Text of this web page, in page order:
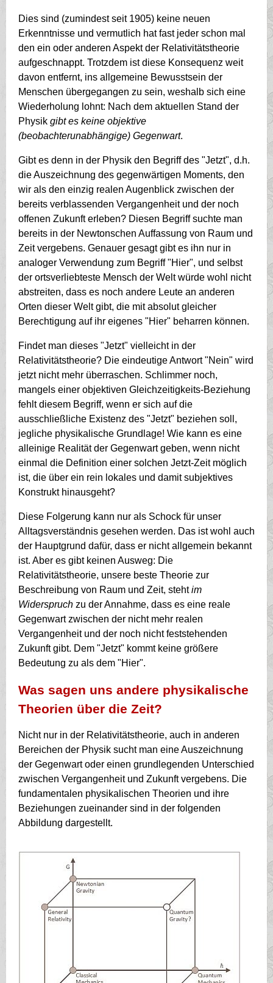
Dies sind (zumindest seit 1905) keine neuen
Erkenntnisse und vermutlich hat fast jeder schon mal
den ein oder anderen Aspekt der Relativitätstheorie
aufgeschnappt. Trotzdem ist diese Konsequenz weit
davon entfernt, ins allgemeine Bewusstsein der
Menschen übergegangen zu sein, weshalb sich eine
Wiederholung lohnt: Nach dem aktuellen Stand der
Physik gibt es keine objektive
(beobachterunabhängige) Gegenwart.
Gibt es denn in der Physik den Begriff des "Jetzt", d.h.
die Auszeichnung des gegenwärtigen Moments, den
wir als den einzig realen Augenblick zwischen der
bereits verblassenden Vergangenheit und der noch
offenen Zukunft erleben? Diesen Begriff suchte man
bereits in der Newtonschen Auffassung von Raum und
Zeit vergebens. Genauer gesagt gibt es ihn nur in
analoger Verwendung zum Begriff "Hier", und selbst
der ortsverliebteste Mensch der Welt würde wohl nicht
abstreiten, dass es noch andere Leute an anderen
Orten dieser Welt gibt, die mit absolut gleicher
Berechtigung auf ihr eigenes "Hier" beharren können.
Findet man dieses "Jetzt" vielleicht in der
Relativitätstheorie? Die eindeutige Antwort "Nein" wird
jetzt nicht mehr überraschen. Schlimmer noch,
mangels einer objektiven Gleichzeitigkeits-Beziehung
fehlt diesem Begriff, wenn er sich auf die
ausschließliche Existenz des "Jetzt" beziehen soll,
jegliche physikalische Grundlage! Wie kann es eine
alleinige Realität der Gegenwart geben, wenn nicht
einmal die Definition einer solchen Jetzt-Zeit möglich
ist, die über ein rein lokales und damit subjektives
Konstrukt hinausgeht?
Diese Folgerung kann nur als Schock für unser
Alltagsverständnis gesehen werden. Das ist wohl auch
der Hauptgrund dafür, dass er nicht allgemein bekannt
ist. Aber es gibt keinen Ausweg: Die
Relativitätstheorie, unsere beste Theorie zur
Beschreibung von Raum und Zeit, stehtim
Widerspruch zu der Annahme, dass es eine reale
Gegenwart zwischen der nicht mehr realen
Vergangenheit und der noch nicht feststehenden
Zukunft gibt. Dem "Jetzt" kommt keine größere
Bedeutung zu als dem "Hier".
Was sagen uns andere physikalische
Theorien über die Zeit?
Nicht nur in der Relativitätstheorie, auch in anderen
Bereichen der Physik sucht man eine Auszeichnung
der Gegenwart oder einen grundlegenden Unterschied
zwischen Vergangenheit und Zukunft vergebens. Die
fundamentalen physikalischen Theorien und ihre
Beziehungen zueinander sind in der folgenden
Abbildung dargestellt.